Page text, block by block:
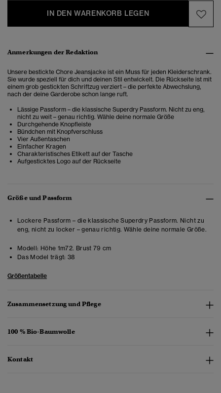
IN DEN WARENKORB LEGEN
Anmerkungen der Redaktion
Unsere bestickte Chore Jeansjacke ist ein Muss für jeden Kleiderschrank.
Sie wurde speziell für dich und deinen Stil entwickelt. Die Rückseite ist mit
einem grob gestickten Schriftzug verziert – die perfekte Abwechslung,
nach der deine Garderobe schon lange ruft.
Lässige Passform – die klassische Superdry Passform. Nicht zu eng,
nicht zu weit – genau richtig. Wähle deine normale Größe
Durchgehende Knopfleiste
Bündchen mit Knopfverschluss
Vier Außentaschen
Einfacher Kragen
Charakteristisches Etikett auf der Tasche
Aufgesticktes Logo auf der Rückseite
Größe und Passform
Lockere Passform – die klassische Superdry Passform. Nicht zu
eng, nicht zu locker – genau richtig. Wähle deine normale Größe.
Modell: Höhe 1m72. Brust 79 cm
Das Model trägt: 38
Größentabelle
Zusammensetzung und Pflege
100 % Bio-Baumwolle
Kontakt